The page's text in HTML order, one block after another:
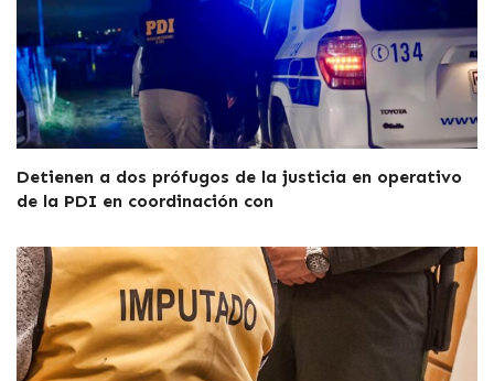
Detienen a dos prófugos de la justicia en operativo
de la PDI en coordinación con